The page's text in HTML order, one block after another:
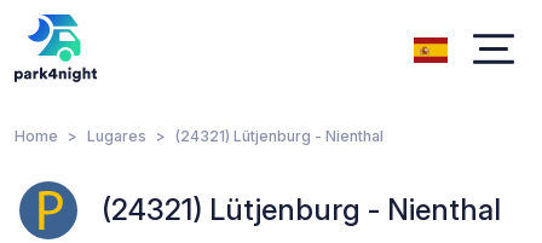
Home Lugares (24321) Lütjenburg - Nienthal
(24321) Lütjenburg - Nienthal